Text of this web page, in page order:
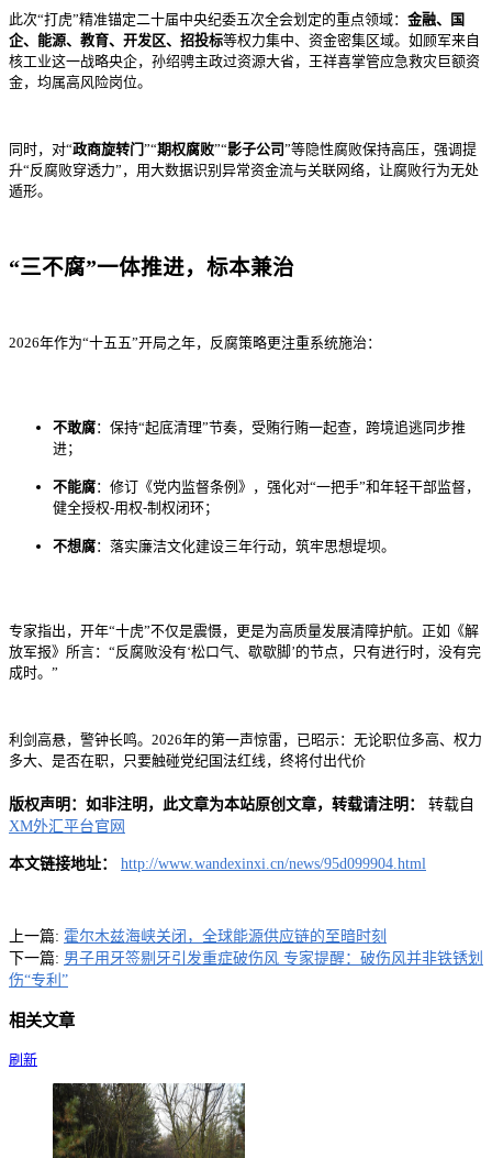
此次“打虎”精准锚定二十届中央纪委五次全会划定的重点领域： 金融、国
企、能源、教育、开发区、招投标等权力集中、资金密集区域。如顾军来自
核工业这一战略央企，孙绍骋主政过资源大省，王祥喜掌管应急救灾巨额资
金，均属高风险岗位。
同时，对“政商旋转门”“期权腐败”“影子公司”等隐性腐败保持高压，强调提
升“反腐败穿透力”，用大数据识别异常资金流与关联网络，让腐败行为无处
遁形。
“三不腐”一体推进，标本兼治
2026年作为“十五五”开局之年，反腐策略更注重系统施治：
不敢腐：保持“起底清理”节奏，受贿行贿一起查，跨境追逃同步推
进；
不能腐：修订《党内监督条例》，强化对“一把手”和年轻干部监督，
健全授权-用权-制权闭环；
不想腐：落实廉洁文化建设三年行动，筑牢思想堤坝。
专家指出，开年“十虎”不仅是震慑，更是为高质量发展清障护航。正如《解
放军报》所言：“反腐败没有‘松口气、歇歇脚’的节点，只有进行时，没有完
成时。”
利剑高悬，警钟长鸣。2026年的第一声惊雷，已昭示：无论职位多高、权力
多大、是否在职，只要触碰党纪国法红线，终将付出代价
版权声明：如非注明，此文章为本站原创文章，转载请注明：
转载自
XM外汇平台官网
本文链接地址： http://www.wandexinxi.cn/news/95d099904.html
上一篇: 霍尔木兹海峡关闭，全球能源供应链的至暗时刻
下一篇: 男子用牙签剔牙引发重症破伤风 专家提醒：破伤风并非铁锈划
伤“专利”
相关文章
刷新